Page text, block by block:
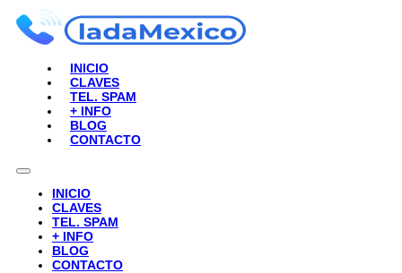
INICIO
CLAVES
TEL. SPAM
+ INFO
BLOG
CONTACTO
INICIO
CLAVES
TEL. SPAM
+ INFO
BLOG
CONTACTO